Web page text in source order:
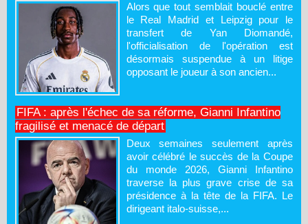
Alors que tout semblait bouclé entre
le Real Madrid et Leipzig pour le
transfert de Yan Diomandé,
l'officialisation de l'opération est
désormais suspendue à un litige
opposant le joueur à son ancien...
FIFA : après l'échec de sa réforme, Gianni Infantino
fragilisé et menacé de départ
Deux semaines seulement après
avoir célébré le succès de la Coupe
du monde 2026, Gianni Infantino
traverse la plus grave crise de sa
présidence à la tête de la FIFA. Le
dirigeant italo-suisse,...